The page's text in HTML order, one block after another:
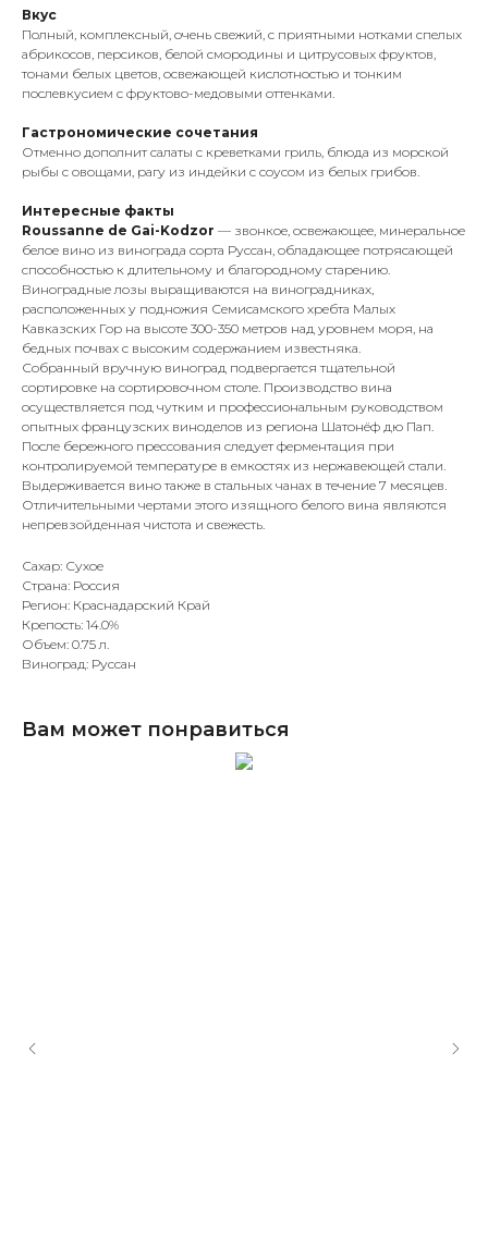
Вкус
Полный, комплексный, очень свежий, с приятными нотками спелых
абрикосов, персиков, белой смородины и цитрусовых фруктов,
тонами белых цветов, освежающей кислотностью и тонким
послевкусием с фруктово-медовыми оттенками.
Гастрономические сочетания
Отменно дополнит салаты с креветками гриль, блюда из морской
рыбы с овощами, рагу из индейки с соусом из белых грибов.
Интересные факты
Roussanne de Gai-Kodzor — звонкое, освежающее, минеральное
белое вино из винограда сорта Руссан, обладающее потрясающей
способностью к длительному и благородному старению.
Виноградные лозы выращиваются на виноградниках,
расположенных у подножия Семисамского хребта Малых
Кавказских Гор на высоте 300-350 метров над уровнем моря, на
бедных почвах с высоким содержанием известняка.
Собранный вручную виноград подвергается тщательной
сортировке на сортировочном столе. Производство вина
осуществляется под чутким и профессиональным руководством
опытных французских виноделов из региона Шатонёф дю Пап.
После бережного прессования следует ферментация при
контролируемой температуре в емкостях из нержавеющей стали.
Выдерживается вино также в стальных чанах в течение 7 месяцев.
Отличительными чертами этого изящного белого вина являются
непревзойденная чистота и свежесть.
Сахар: Сухое
Страна: Россия
Регион: Краснадарский Край
Крепость: 14.0%
Объем: 0.75 л.
Виноград: Руссан
Вам может понравиться